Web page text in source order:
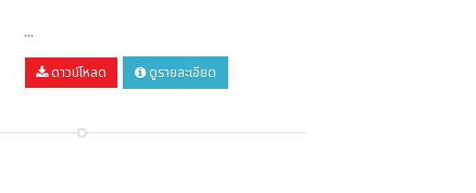
...
ดาวน์โหลด ดูรายละเอียด